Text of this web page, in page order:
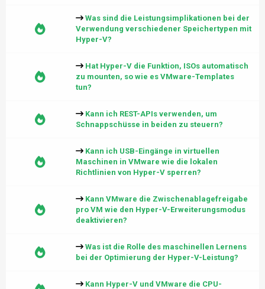
Was sind die Leistungsimplikationen bei der
Verwendung verschiedener Speichertypen mit
Hyper-V?
Hat Hyper-V die Funktion, ISOs automatisch
zu mounten, so wie es VMware-Templates
tun?
Kann ich REST-APIs verwenden, um
Schnappschüsse in beiden zu steuern?
Kann ich USB-Eingänge in virtuellen
Maschinen in VMware wie die lokalen
Richtlinien von Hyper-V sperren?
Kann VMware die Zwischenablagefreigabe
pro VM wie den Hyper-V-Erweiterungsmodus
deaktivieren?
Was ist die Rolle des maschinellen Lernens
bei der Optimierung der Hyper-V-Leistung?
Kann Hyper-V und VMware die CPU-